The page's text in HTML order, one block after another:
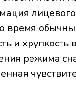
время
и хрупкость
режима